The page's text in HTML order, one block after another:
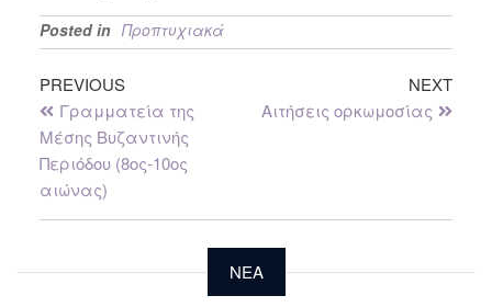
Posted in Προπτυχιακά
PREVIOUS
Γραμματεία της
Μέσης Βυζαντινής
Περιόδου (8ος-10ος
αιώνας)
NEXT
Αιτήσεις ορκωμοσίας
NEA